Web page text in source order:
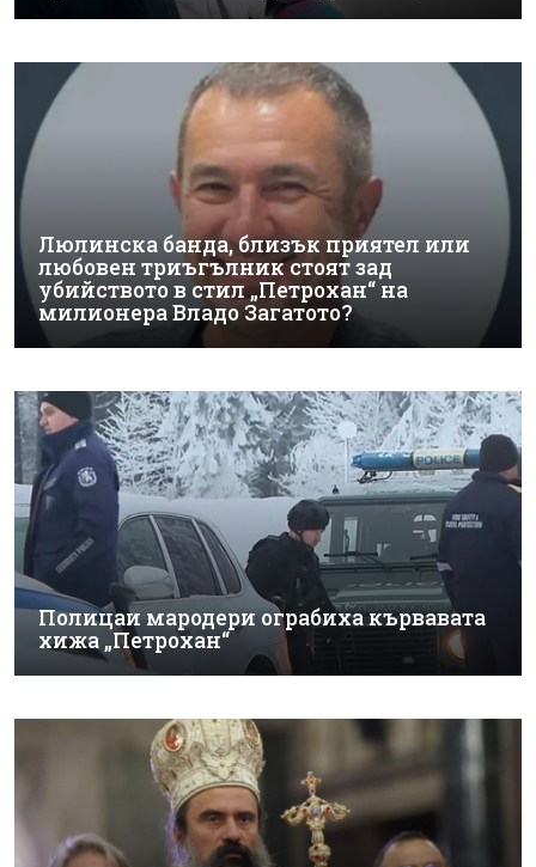
Люлинска банда, близък приятел или
любовен триъгълник стоят зад
убийството в стил „Петрохан“ на
милионера Владо Загатото?
Полицаи мародери ограбиха кървавата
хижа „Петрохан“